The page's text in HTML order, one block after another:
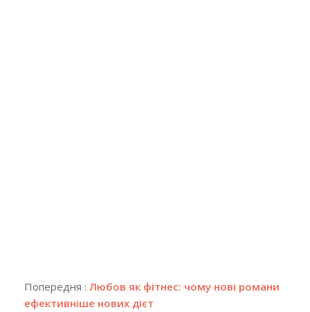
04-
24
Попередня : Любов як фітнес: чому нові романи
ефективніше нових дієт